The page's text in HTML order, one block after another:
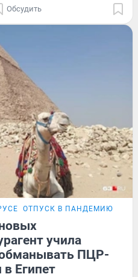
Обсудить
ОТПУСК В ПАНДЕМИЮ
учила
ПЦР-
Египет